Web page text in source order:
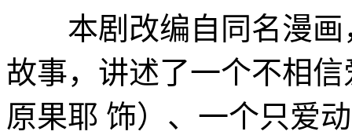
本剧改编自同名漫画
故事，讲述了一个不相
原果耶 饰）、一个只爱